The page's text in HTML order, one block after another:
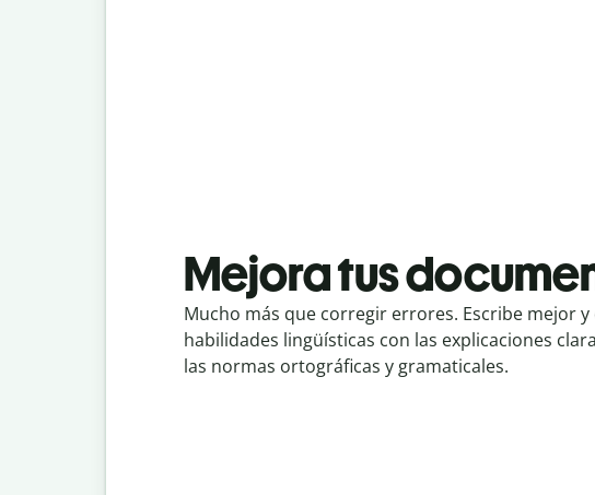
Mejora tus
Mucho más que corregir errores. Escribe mejor
habilidades lingüísticas con las explicaciones
las normas ortográficas y gramaticales.